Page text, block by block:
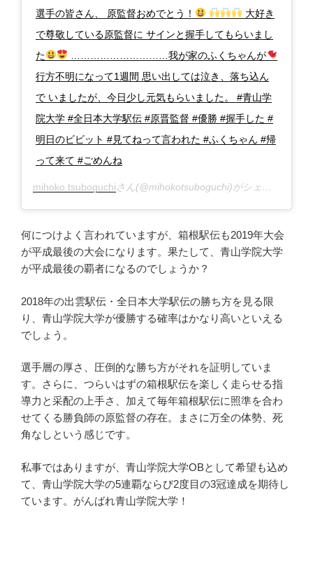
選手の皆さん、 原監督おめでとう！
大好き
で尊敬している原監督に サインと握手してもらいまし
た
…………………………我が家のふくちゃんが
行方不明になって1週間 思い出しては泣き、落ち込ん
で いましたが、今日少し元気もらいました。 #青山学
院大学 #全日本大学駅伝 #原晋監督 #優勝 #握手した #
明日のビビット #見てねって言われた #ふくちゃん #帰
って来て #ごめんね
mihoko tsuboguchiさん(@mihokotsuboguchi)がシェアした投稿 –
何につけよく言われていますが、箱根駅伝も2019年大会
が平成最後の大会になります。果たして、青山学院大学
が平成最後の覇者になるのでしょうか？
2018年の出雲駅伝・全日本大学駅伝の勝ち方を見る限
り、青山学院大学が優勝する確率はかなり高いといえる
でしょう。
選手層の厚さ、圧倒的な勝ち方がそれを証明していま
す。さらに、つらいはずの箱根駅伝を楽しく走らせる指
導力と采配の上手さ、加えて毎年箱根駅伝に照準を合わ
せてくる勝負師の原監督の存在。まさに万全の体勢、死
角なしという感じです。
私事ではありますが、青山学院大学OBとして希望も込め
て、青山学院大学の5連覇ならび2度目の3冠達成を期待し
ています。がんばれ青山学院大学！